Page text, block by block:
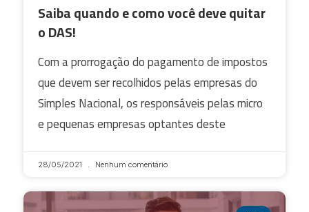
Saiba quando e como você deve quitar
o DAS!
Com a prorrogação do pagamento de impostos
que devem ser recolhidos pelas empresas do
Simples Nacional, os responsáveis pelas micro
e pequenas empresas optantes deste
28/05/2021 Nenhum comentário